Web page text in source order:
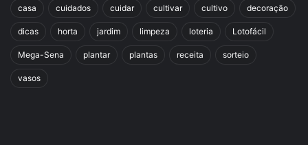
casa cuidados cuidar cultivar cultivo decoração
dicas horta jardim limpeza loteria Lotofácil
Mega-Sena plantar plantas receita sorteio
vasos